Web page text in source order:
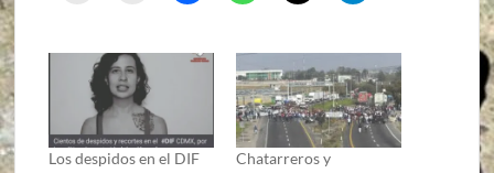
Los despidos en el DIF
Chatarreros y